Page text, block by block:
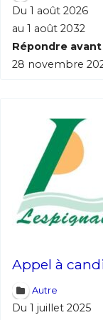
Du 1 août 2026
au 1 août 2032
Répondre avant
28 novembre
Appel à
Autre
Du 1 juillet 2025